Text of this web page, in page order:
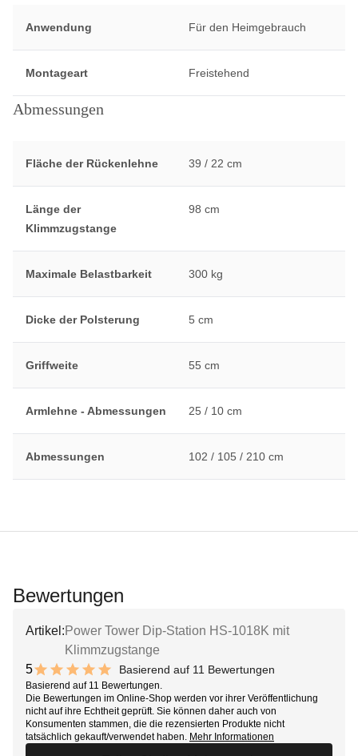
Anwendung Für den Heimgebrauch
Montageart Freistehend
Abmessungen
Fläche der Rückenlehne 39 / 22 cm
Länge der
Klimmzugstange
98 cm
Maximale Belastbarkeit 300 kg
Dicke der Polsterung 5 cm
Griffweite 55 cm
Armlehne - Abmessungen 25 / 10 cm
Abmessungen 102 / 105 / 210 cm
Bewertungen
Artikel: Power Tower Dip-Station HS-1018K mit
Klimmzugstange
5
10 out of 10 stars
Basierend auf 11 Bewertungen
Basierend auf 11 Bewertungen.
Die Bewertungen im Online-Shop werden vor ihrer Veröffentlichung
nicht auf ihre Echtheit geprüft. Sie können daher auch von
Konsumenten stammen, die die rezensierten Produkte nicht
tatsächlich gekauft/verwendet haben. Mehr Informationen